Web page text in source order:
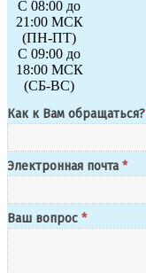
С 08:00 до
21:00 МСК
(ПН-ПТ)
С 09:00 до
18:00 МСК
(СБ-ВС)
Как к Вам обращаться?
Электронная почта*
Ваш вопрос *